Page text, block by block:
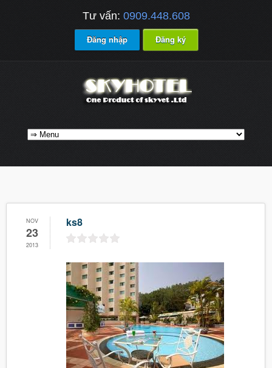
Tư vấn: 0909.448.608
Đăng nhập Đăng ký
NOV
23
2013
ks8